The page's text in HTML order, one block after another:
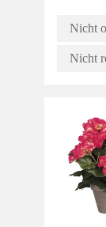
Nicht
Nicht